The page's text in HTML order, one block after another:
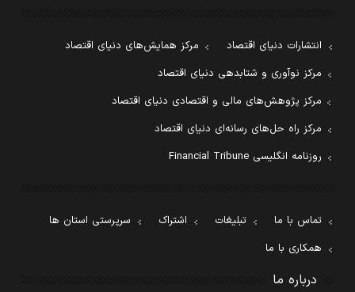
انتشارات دنیای اقتصاد
مرکز همایش‌های دنیای اقتصاد
مرکز نوآوری و شتابدهی دنیای اقتصاد
مرکز پژوهش‌های مالی و اقتصادی دنیای اقتصاد
مرکز راه حل‌های رسانه‌ای دنیای اقتصاد
روزنامه انگلیسی Financial Tribune
تماس با ما تبلیغات اشتراک
سرپرستی استان ها
همکاری با ما
درباره ما